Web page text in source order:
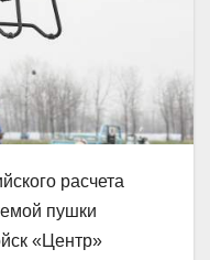
расчета
пушки
«Центр»